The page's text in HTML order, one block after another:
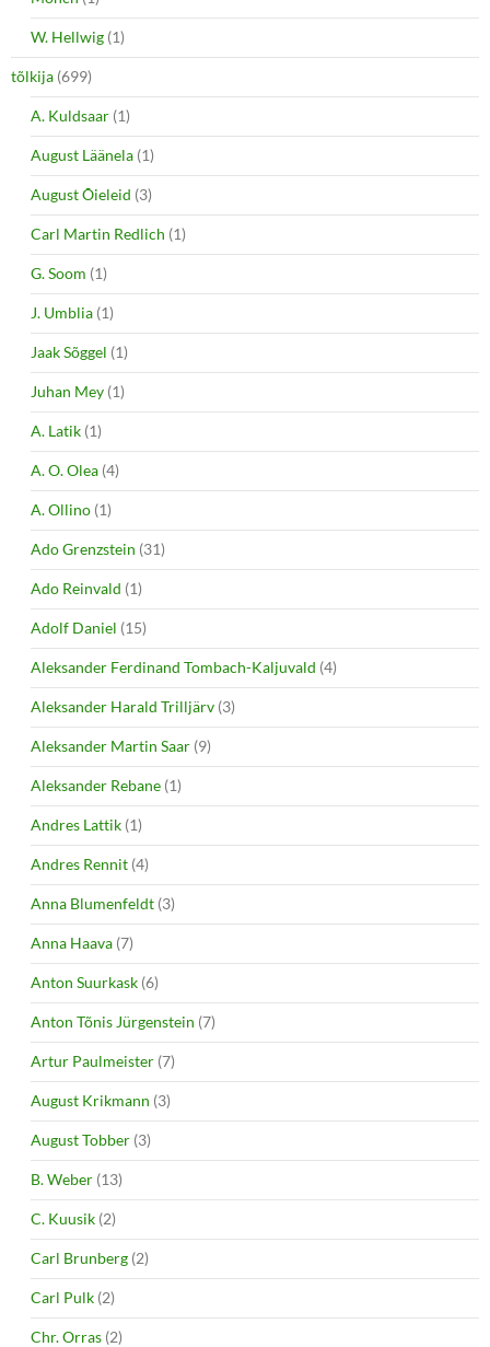
W. Hellwig (1)
tõlkija (699)
A. Kuldsaar (1)
August Läänela (1)
August Õieleid (3)
Carl Martin Redlich (1)
G. Soom (1)
J. Umblia (1)
Jaak Sõggel (1)
Juhan Mey (1)
A. Latik (1)
A. O. Olea (4)
A. Ollino (1)
Ado Grenzstein (31)
Ado Reinvald (1)
Adolf Daniel (15)
Aleksander Ferdinand Tombach-Kaljuvald (4)
Aleksander Harald Trilljärv (3)
Aleksander Martin Saar (9)
Aleksander Rebane (1)
Andres Lattik (1)
Andres Rennit (4)
Anna Blumenfeldt (3)
Anna Haava (7)
Anton Suurkask (6)
Anton Tõnis Jürgenstein (7)
Artur Paulmeister (7)
August Krikmann (3)
August Tobber (3)
B. Weber (13)
C. Kuusik (2)
Carl Brunberg (2)
Carl Pulk (2)
Chr. Orras (2)